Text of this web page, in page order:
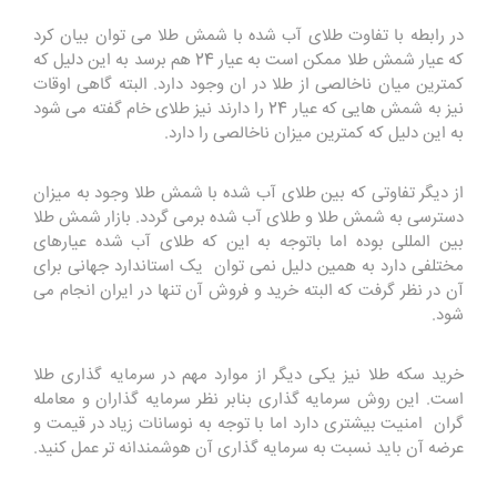
در رابطه با تفاوت طلای آب شده با شمش طلا می توان بیان کرد
که عیار شمش طلا ممکن است به عیار 24 هم برسد به این دلیل که
کمترین میان ناخالصی از طلا در ان وجود دارد. البته گاهی اوقات
نیز به شمش هایی که عیار 24 را دارند نیز طلای خام گفته می شود
به این دلیل که کمترین میزان ناخالصی را دارد.
از دیگر تفاوتی که بین طلای آب شده با شمش طلا وجود به میزان
دسترسی به شمش طلا و طلای آب شده برمی گردد. بازار شمش طلا
بین المللی بوده اما باتوجه به این که طلای آب شده عیارهای
مختلفی دارد به همین دلیل نمی توان یک استاندارد جهانی برای
آن در نظر گرفت که البته خرید و فروش آن تنها در ایران انجام می
شود.
خرید سکه طلا نیز یکی دیگر از موارد مهم در سرمایه گذاری طلا
است. این روش سرمایه گذاری بنابر نظر سرمایه گذاران و معامله
گران امنیت بیشتری دارد اما با توجه به نوسانات زیاد در قیمت و
عرضه آن باید نسبت به سرمایه گذاری آن هوشمندانه تر عمل کنید.